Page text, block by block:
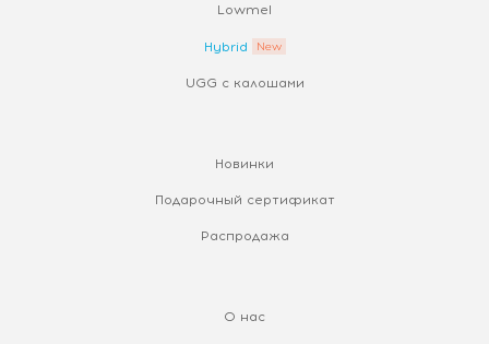
Lowmel
Hybrid
UGG с калошами
Новинки
Подарочный сертификат
Распродажа
О нас